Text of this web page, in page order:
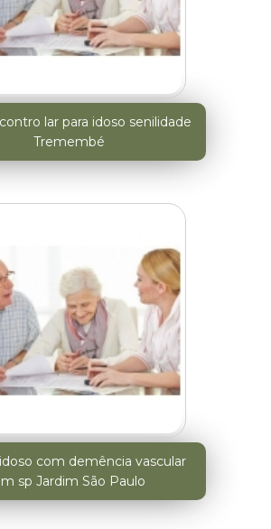
lar para idoso senilidade
Tremembé
com demência vascular
sp Jardim São Paulo